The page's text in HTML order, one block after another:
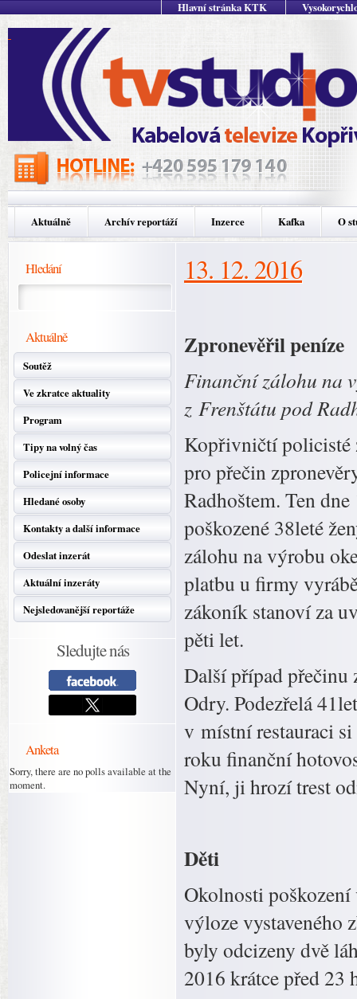
Hlavní stránka KTK
Aktuálně Archív reportáží Inzerce Kafka O
Hledání
Aktuálně
Soutěž
Ve zkratce aktuality
Program
Tipy na volný čas
Policejní informace
Hledané osoby
Kontakty a další informace
Odeslat inzerát
Aktuální inzeráty
Nejsledovanější reportáže
Sledujte nás
Anketa
Sorry, there are no polls available at the
moment.
13. 12. 2016
Zpronevěřil peníze
Finanční zálohu na
z Frenštátu pod
Kopřivničtí policisté
pro přečin
Radhoštem. Ten
poškozené 38leté
zálohu na výrobu
platbu u firmy
zákoník stanoví za
pěti let.
Další případ
Odry. Podezřelá
v místní restauraci
roku finanční
Nyní, ji hrozí trest
Děti
Okolnosti poškození
výloze vystaveného
byly odcizeny dvě
2016 krátce před 23